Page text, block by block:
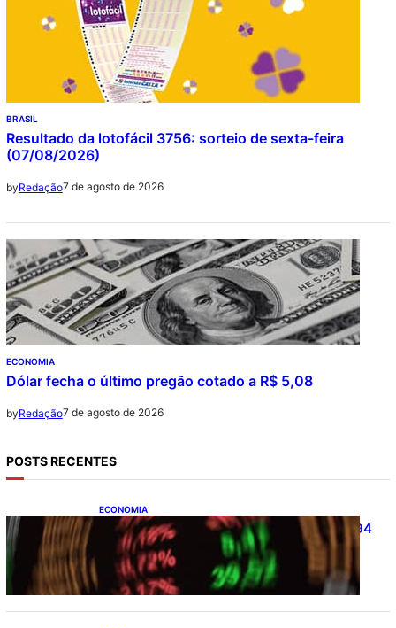
BRASIL
Resultado da lotofácil 3756: sorteio de sexta-feira
(07/08/2026)
byRedação7 de agosto de 2026
ECONOMIA
Dólar fecha o último pregão cotado a R$ 5,08
byRedação7 de agosto de 2026
POSTS RECENTES
ECONOMIA
Ibovespa fecha último pregão aos 172.494
pontos